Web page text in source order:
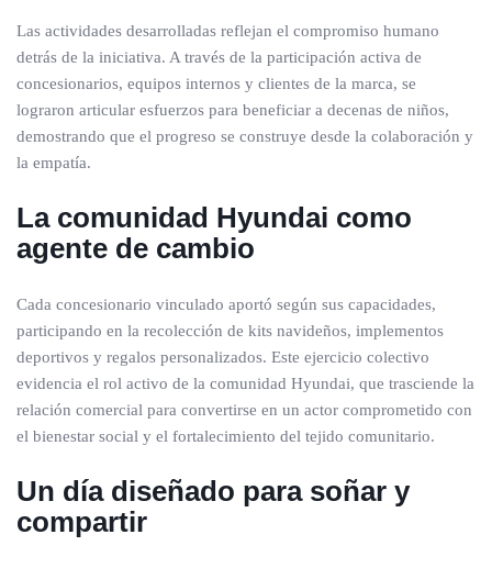
Las actividades desarrolladas reflejan el compromiso humano
detrás de la iniciativa. A través de la participación activa de
concesionarios, equipos internos y clientes de la marca, se
lograron articular esfuerzos para beneficiar a decenas de niños,
demostrando que el progreso se construye desde la colaboración y
la empatía.
La comunidad Hyundai como
agente de cambio
Cada concesionario vinculado aportó según sus capacidades,
participando en la recolección de kits navideños, implementos
deportivos y regalos personalizados. Este ejercicio colectivo
evidencia el rol activo de la comunidad Hyundai, que trasciende la
relación comercial para convertirse en un actor comprometido con
el bienestar social y el fortalecimiento del tejido comunitario.
Un día diseñado para soñar y
compartir